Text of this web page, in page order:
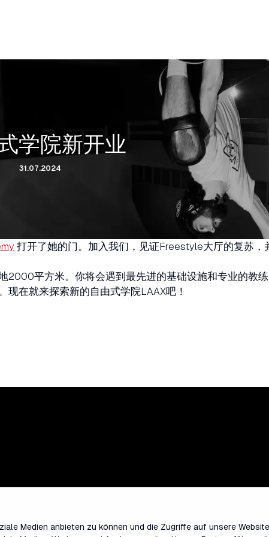
Medien anbieten zu können und die Zugriffe auf unsere
学院新开业
31.07.2024
打开了她的门。加入我们，见证Freestyle大厅的复苏，
2000平方米。你将会遇到最先进的基础设施和专业的教
在就来探索新的自由式学院LAAX吧！